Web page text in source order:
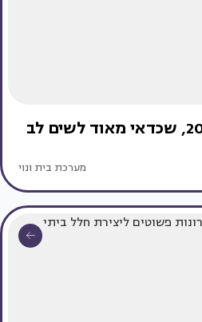
18 טרנדים לשנת 2014, שכדאי מאוד לשים לב
מערכת בית ונוי